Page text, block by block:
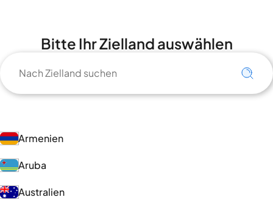
Bitte Ihr Zielland auswählen
Armenien
Aruba
Australien